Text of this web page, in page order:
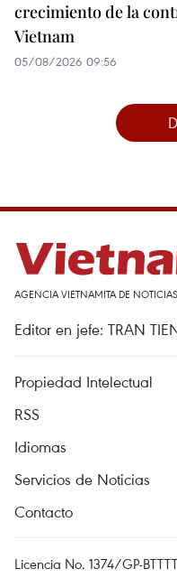
crecimiento de la
Vietnam
05/08/2026 09:56
AGENCIA VIETNAMITA DE NOTICIAS
Editor en jefe: TRAN
Propiedad Intelectual
RSS
Idiomas
Servicios de Noticias
Contacto
Licencia No. 1374/GP-